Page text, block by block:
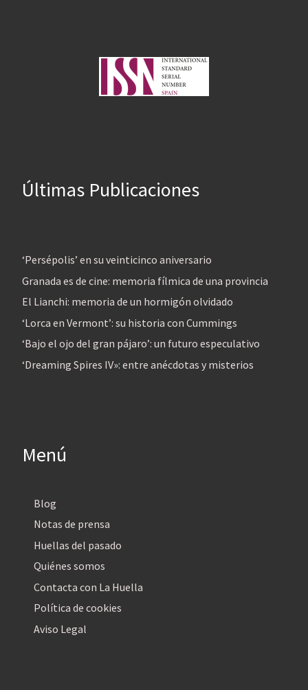
Últimas Publicaciones
‘Persépolis’ en su veinticinco aniversario
Granada es de cine: memoria fílmica de una provincia
El Lianchi: memoria de un hormigón olvidado
‘Lorca en Vermont’: su historia con Cummings
‘Bajo el ojo del gran pájaro’: un futuro especulativo
‘Dreaming Spires IV»: entre anécdotas y misterios
Menú
Blog
Notas de prensa
Huellas del pasado
Quiénes somos
Contacta con La Huella
Política de cookies
Aviso Legal